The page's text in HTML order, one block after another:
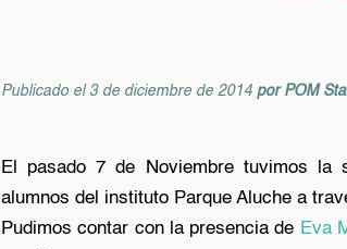
Publicado el 3 de diciembre de 2014 por POM
El pasado 7 de Noviembre tuvimos
alumnos del instituto Parque Aluche a
Pudimos contar con la presencia de Eva